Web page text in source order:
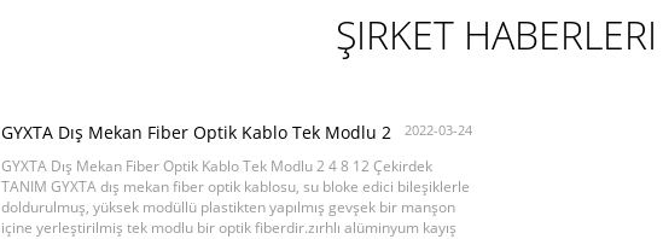
ŞIRKET HABERLERI
2022-03-24
GYXTA Dış Mekan Fiber Optik Kablo Tek Modlu 2
4 8 12 Çekirdek
GYXTA Dış Mekan Fiber Optik Kablo Tek Modlu 2 4 8 12 Çekirdek
TANIM GYXTA dış mekan fiber optik kablosu, su bloke edici bileşiklerle
doldurulmuş, yüksek modüllü plastikten yapılmış gevşek bir manşon
içine yerleştirilmiş tek modlu bir optik fiberdir.zırhlı alüminyum kayış